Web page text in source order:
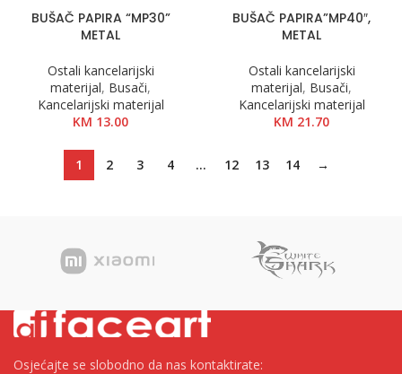
BUŠAČ PAPIRA “MP30”
METAL
Ostali kancelarijski
materijal, Busači,
Kancelarijski materijal
KM 13.00
BUŠAČ PAPIRA”MP40″,
METAL
Ostali kancelarijski
materijal, Busači,
Kancelarijski materijal
KM 21.70
1 2 3 4 … 12 13 14 →
Osjećajte se slobodno da nas kontaktirate: